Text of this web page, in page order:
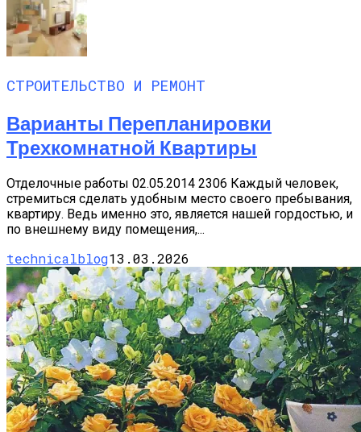
СТРОИТЕЛЬСТВО И РЕМОНТ
Варианты Перепланировки
Трехкомнатной Квартиры
Отделочные работы 02.05.2014 2306 Каждый человек,
стремиться сделать удобным место своего пребывания,
квартиру. Ведь именно это, является нашей гордостью, и
по внешнему виду помещения,...
technicalblog13.03.2026